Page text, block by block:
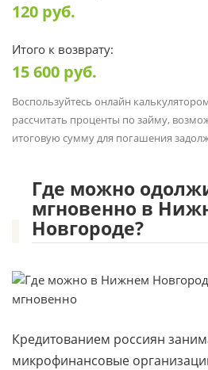
120 руб.
Итого к возврату:
15 600 руб.
Воспользуйтесь онлайн
рассчитать проценты по займу,
итоговую сумму для погашения
Где можно
мгновенно в
Новгороде?
Кредитованием россиян
микрофинансовые